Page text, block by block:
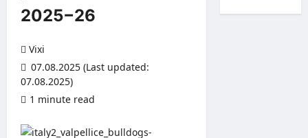
2025−26
Vixi
07.08.2025 (Last updated:
07.08.2025)
1 minute read